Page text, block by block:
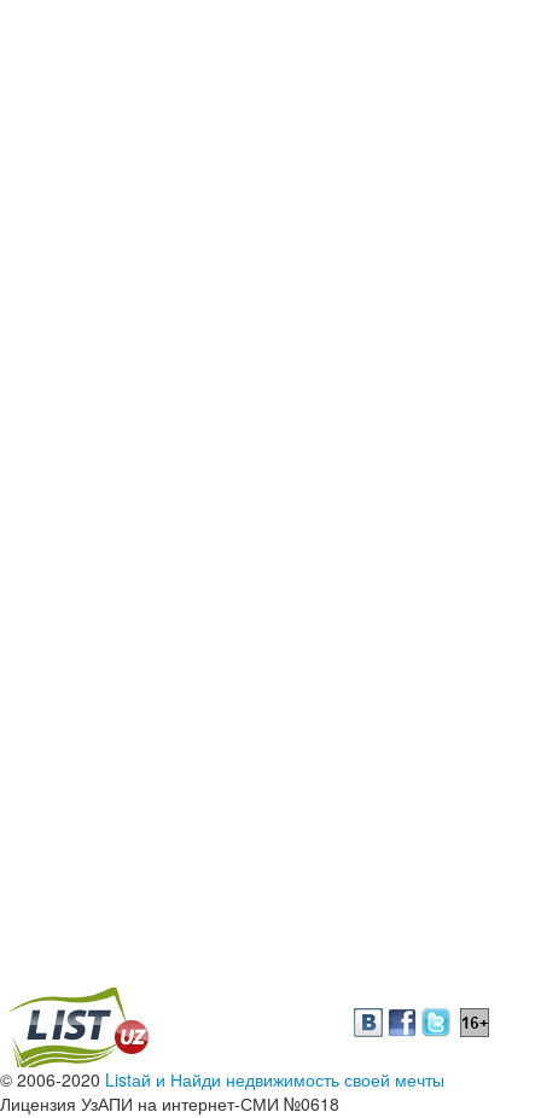
© 2006-2020 Listай и Найди недвижимость своей мечты
Лицензия УзАПИ на интернет-СМИ №0618